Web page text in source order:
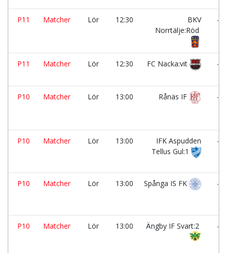
P11 Matcher Lör 12:30
BKV
Norrtälje:Röd
-
P11 Matcher Lör 12:30 FC Nacka:vit -
P10 Matcher Lör 13:00 Rånäs IF -
P10 Matcher Lör 13:00
IFK Aspudden
Tellus Gul:1
-
P10 Matcher Lör 13:00 Spånga IS FK -
P10 Matcher Lör 13:00 Ängby IF Svart:2 -